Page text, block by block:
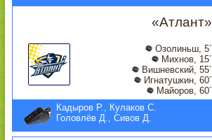
«Атлант»
Озолиньш, 5´
Михнов, 15´
Вишневский, 55´
Игнатушкин, 60´
Майоров, 60´
Кадыров Р., Кулаков С.
Головлёв Д., Сивов Д.